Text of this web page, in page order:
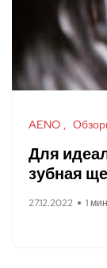
AENO
Для
зубная
27.12.2022 1